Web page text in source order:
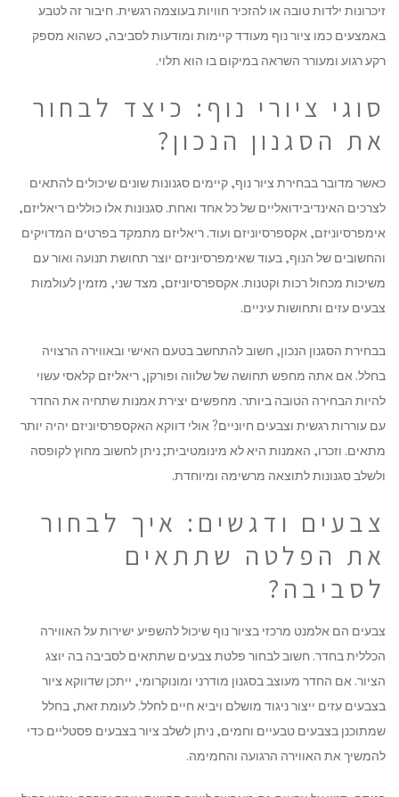
זיכרונות ילדות טובה או להזכיר חוויות בעוצמה רגשית. חיבור זה לטבע
באמצעים כמו ציור נוף מעודד קיימות ומודעות לסביבה, כשהוא מספק
רקע רגוע ומעורר השראה במיקום בו הוא תלוי.
סוגי ציורי נוף: כיצד לבחור
את הסגנון הנכון?
כאשר מדובר בבחירת ציור נוף, קיימים סגנונות שונים שיכולים להתאים
לצרכים האינדיבידואליים של כל אחד ואחת. סגנונות אלו כוללים ריאליזם,
אימפרסיוניזם, אקספרסיוניזם ועוד. ריאליזם מתמקד בפרטים המדויקים
והחשובים של הנוף, בעוד שאימפרסיוניזם יוצר תחושת תנועה ואור עם
משיכות מכחול רכות וקטנות. אקספרסיוניזם, מצד שני, מזמין לעולמות
צבעים עזים ותחושות עיניים.
בבחירת הסגנון הנכון, חשוב להתחשב בטעם האישי ובאווירה הרצויה
בחלל. אם אתה מחפש תחושה של שלווה ופורקן, ריאליזם קלאסי עשוי
להיות הבחירה הטובה ביותר. מחפשים יצירת אמנות שתחיה את החדר
עם עוררות רגשית וצבעים חיוניים? אולי דווקא האקספרסיוניזם יהיה יותר
מתאים. וזכרו, האמנות היא לא מינומטיבית; ניתן לחשוב מחוץ לקופסה
ולשלב סגנונות לתוצאה מרשימה ומיוחדת.
צבעים ודגשים: איך לבחור
את הפלטה שתתאים
לסביבה?
צבעים הם אלמנט מרכזי בציור נוף שיכול להשפיע ישירות על האווירה
הכללית בחדר. חשוב לבחור פלטת צבעים שתתאים לסביבה בה יוצג
הציור. אם החדר מעוצב בסגנון מודרני ומונוקרומי, ייתכן שדווקא ציור
בצבעים עזים ייצור ניגוד מושלם ויביא חיים לחלל. לעומת זאת, בחלל
שמתוכנן בצבעים טבעיים וחמים, ניתן לשלב ציור בצבעים פסטליים כדי
להמשיך את האווירה הרגועה והחמימה.